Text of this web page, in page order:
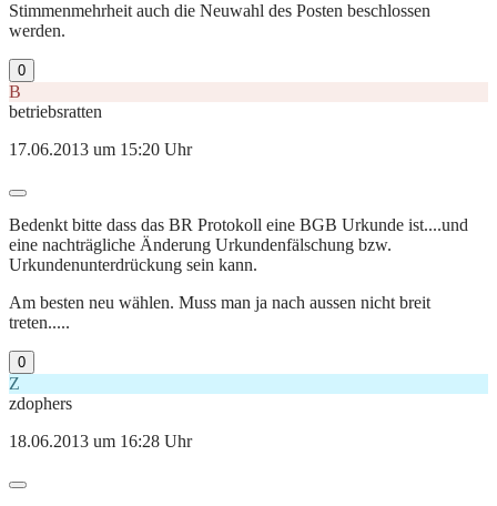
Stimmenmehrheit auch die Neuwahl des Posten beschlossen
werden.
0
B
betriebsratten
17.06.2013 um 15:20 Uhr
Bedenkt bitte dass das BR Protokoll eine BGB Urkunde ist....und
eine nachträgliche Änderung Urkundenfälschung bzw.
Urkundenunterdrückung sein kann.
Am besten neu wählen. Muss man ja nach aussen nicht breit
treten.....
0
Z
zdophers
18.06.2013 um 16:28 Uhr